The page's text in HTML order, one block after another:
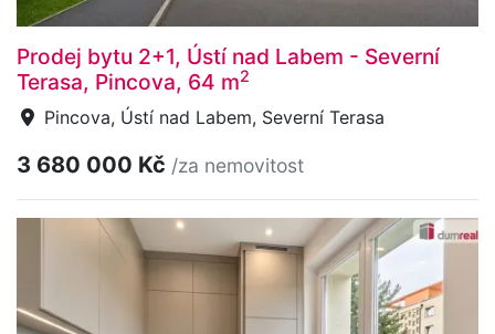
Prodej bytu 2+1, Ústí nad Labem - Severní
Terasa, Pincova, 64 m2
Pincova, Ústí nad Labem, Severní Terasa
3 680 000 Kč /za nemovitost